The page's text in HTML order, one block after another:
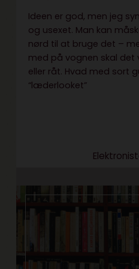
Ideen er god, men jeg
og usexet. Man kan
nørd til at bruge det –
med på vognen skal
eller råt. Hvad med sort
“læderlooket”